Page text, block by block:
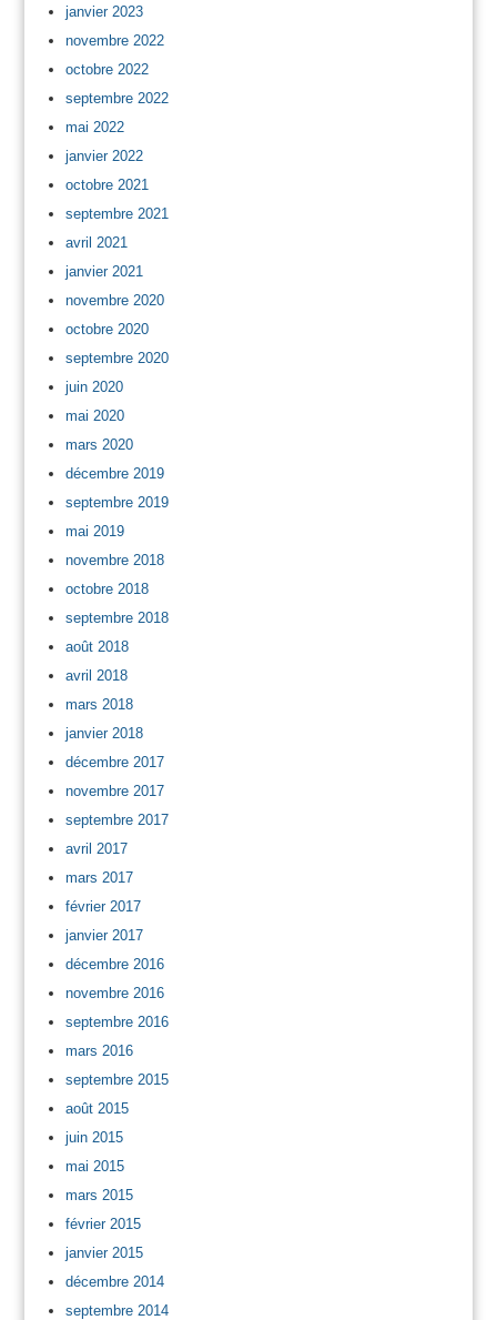
janvier 2023
novembre 2022
octobre 2022
septembre 2022
mai 2022
janvier 2022
octobre 2021
septembre 2021
avril 2021
janvier 2021
novembre 2020
octobre 2020
septembre 2020
juin 2020
mai 2020
mars 2020
décembre 2019
septembre 2019
mai 2019
novembre 2018
octobre 2018
septembre 2018
août 2018
avril 2018
mars 2018
janvier 2018
décembre 2017
novembre 2017
septembre 2017
avril 2017
mars 2017
février 2017
janvier 2017
décembre 2016
novembre 2016
septembre 2016
mars 2016
septembre 2015
août 2015
juin 2015
mai 2015
mars 2015
février 2015
janvier 2015
décembre 2014
septembre 2014